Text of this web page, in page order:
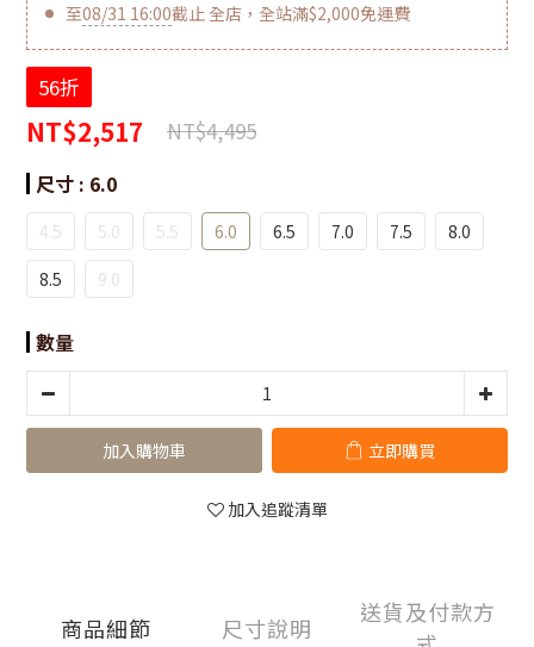
至08/31 16:00截止 全店，全站滿$2,000免運費
56折
NT$2,517 NT$4,495
尺寸 : 6.0
4.5 5.0 5.5 6.0 6.5 7.0 7.5
8.0
8.5
9.0
數量
加入購物車 立即購買
加入追蹤清單
商品細節 尺寸說明
送貨及付款方